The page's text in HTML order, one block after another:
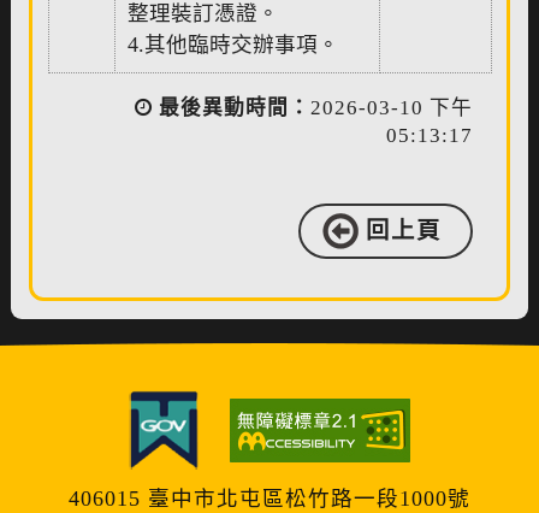
整理裝訂憑證。
4.其他臨時交辦事項。
最後異動時間： 2026-03-10 下午
05:13:17
回上頁
406015 臺中市北屯區松竹路一段1000號